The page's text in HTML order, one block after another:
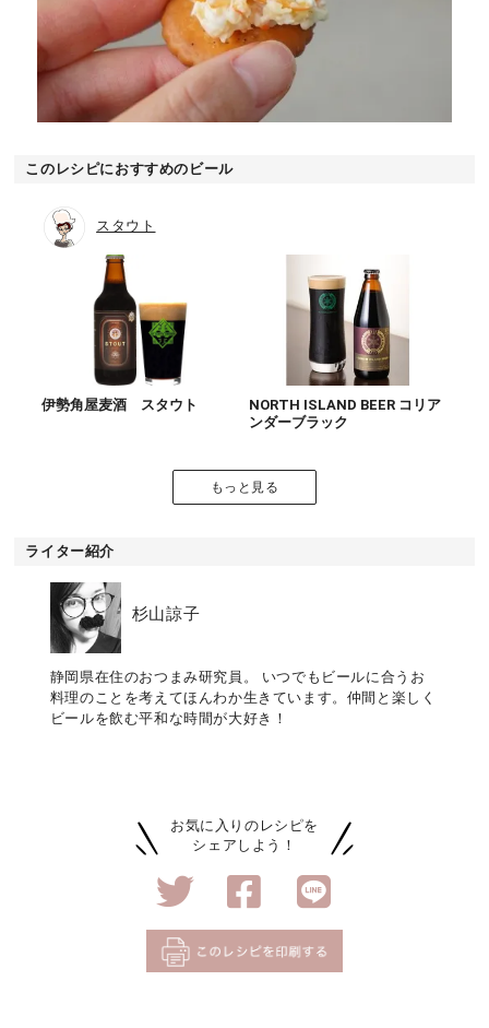
このレシピにおすすめのビール
スタウト
伊勢角屋麦酒 スタウト
NORTH ISLAND BEER コリア
ンダーブラック
もっと見る
ライター紹介
杉山諒子
静岡県在住のおつまみ研究員。 いつでもビールに合うお
料理のことを考えてほんわか生きています。仲間と楽しく
ビールを飲む平和な時間が大好き！
お気に入りのレシピを
シェアしよう！